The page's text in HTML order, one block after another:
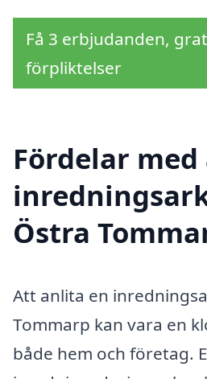
Få 3 erbjudanden,
förpliktelser
Fördelar
Östra
Att anlita en
Tommarp kan vara en
både hem och företag.